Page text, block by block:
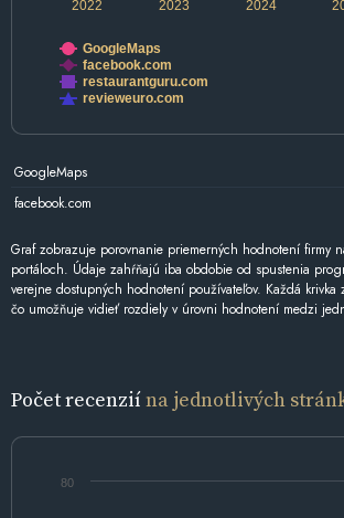
2022 2024
2023
GoogleMaps
facebook.com
restaurantguru.com
revieweuro.com
GoogleMaps
facebook.com
Graf zobrazuje porovnanie priemerných hodnotení firmy
portáloch. Údaje zahŕňajú iba obdobie od spustenia
verejne dostupných hodnotení používateľov. Každá krivka
čo umožňuje vidieť rozdiely v úrovni hodnotení medzi
Počet recenziína jednotlivých
80